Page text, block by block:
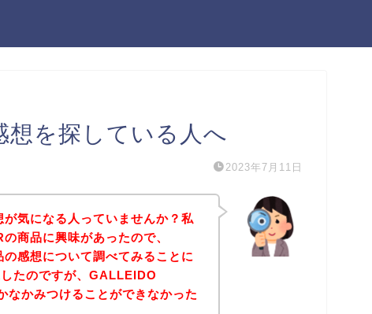
想を探している人へ
2023年7月11日
気になる人っていませんか？私
商品に興味があったので、
感想について調べてみることに
たのですが、GALLEIDO
なかみつけることができなかった